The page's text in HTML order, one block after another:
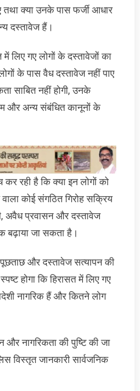
क्या उनके पास फर्जी आधार
दस्तावेज हैं।
में लिए गए लोगों के दस्तावेजों का
के पास वैध दस्तावेज नहीं पाए
साबित नहीं होगी, उनके
और अन्य संबंधित कानूनों के
कर रही है कि क्या इन लोगों को
कोई संगठित गिरोह सक्रिय
अवैध प्रवासन और दस्तावेज
बढ़ाया जा सकता है।
और दस्तावेज सत्यापन की
होगा कि हिरासत में लिए गए
नागरिक हैं और कितने लोग
और नागरिकता की पुष्टि की जा
विस्तृत जानकारी सार्वजनिक